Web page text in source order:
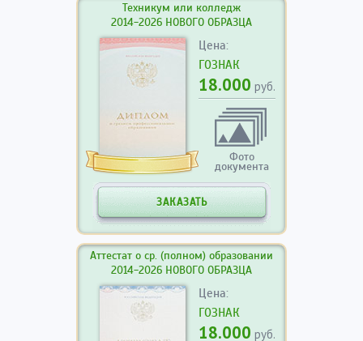
Техникум или колледж
2014-2026 НОВОГО ОБРАЗЦА
Цена:
ГОЗНАК
18.000 руб.
Фото
документа
ЗАКАЗАТЬ
Аттестат о ср. (полном) образовании
2014-2026 НОВОГО ОБРАЗЦА
Цена:
ГОЗНАК
18.000 руб.